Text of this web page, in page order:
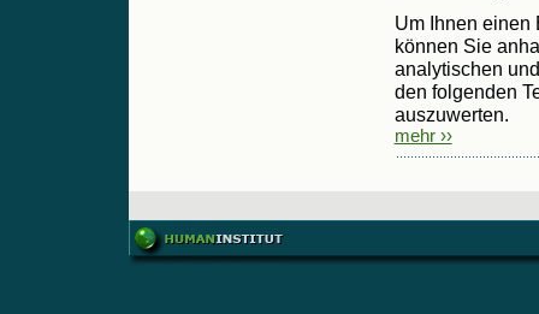
Um Ihnen einen
können Sie
analytischen
den folgenden
auszuwerten.
mehr ››